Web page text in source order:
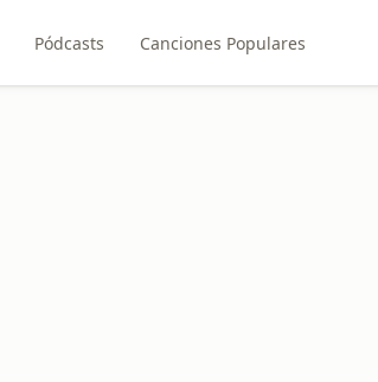
Pódcasts Canciones Populares